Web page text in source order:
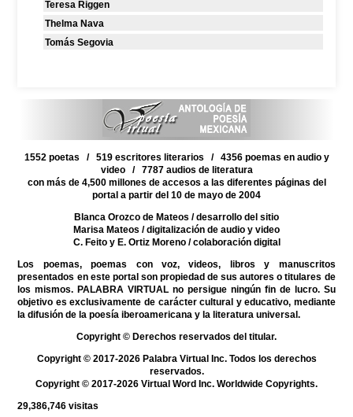
Teresa Riggen
Thelma Nava
Tomás Segovia
1552 poetas / 519 escritores literarios / 4356 poemas en audio y
video / 7787 audios de literatura
con más de 4,500 millones de accesos a las diferentes páginas del
portal a partir del 10 de mayo de 2004
Blanca Orozco de Mateos / desarrollo del sitio
Marisa Mateos / digitalización de audio y video
C. Feito y E. Ortiz Moreno/ colaboración digital
Los poemas, poemas con voz, videos, libros y manuscritos
presentados en este portal son propiedad de sus autores o titulares de
los mismos. PALABRA VIRTUAL no persigue ningún fin de lucro. Su
objetivo es exclusivamente de carácter cultural y educativo, mediante
la difusión de la poesía iberoamericana y la literatura universal.
Copyright © Derechos reservados del titular.
Copyright © 2017-2026 Palabra Virtual Inc. Todos los derechos
reservados.
Copyright © 2017-2026 Virtual Word Inc. Worldwide Copyrights.
29,386,746 visitas